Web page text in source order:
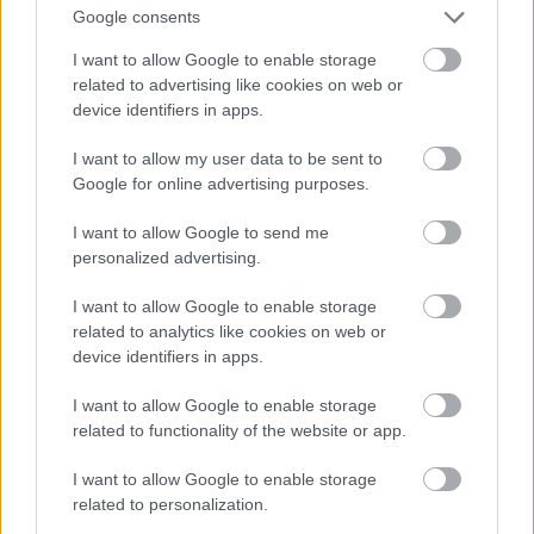
Google consents
I want to allow Google to enable storage
related to advertising like cookies on web or
device identifiers in apps.
I want to allow my user data to be sent to
Google for online advertising purposes.
I want to allow Google to send me
personalized advertising.
I want to allow Google to enable storage
related to analytics like cookies on web or
device identifiers in apps.
I want to allow Google to enable storage
related to functionality of the website or app.
I want to allow Google to enable storage
related to personalization.
2: magasabb az átlagéletkor - Európában. A chilei
órán át bányássza a rezet/olajat, hogy tele legyen a
lakásod elektromos kütyükkel, nyilván nem lett
egészségesebb.
3: szép dolog hogy néhány évente megduplázzuk az
emberiség energiafogyasztását. Ez most sokaknak
örömet okoz, de könnyen lehervadhat a mosoly az
arcokról.
4. fogadd el, hogy nem mindenkinek tetszik az őrült
technikai fejlődés, amivel az egyén, de a társadalom
is alig-alig tud lépést tartani. Gondolkodj el azon,
életképtelen és boldogtalanabb-e mint a fogyasztói
társadalom. Nem biztos.